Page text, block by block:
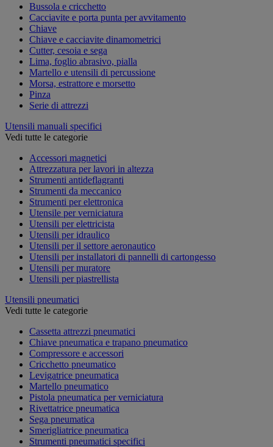
Bussola e cricchetto
Cacciavite e porta punta per avvitamento
Chiave
Chiave e cacciavite dinamometrici
Cutter, cesoia e sega
Lima, foglio abrasivo, pialla
Martello e utensili di percussione
Morsa, estrattore e morsetto
Pinza
Serie di attrezzi
Utensili manuali specifici
Vedi tutte le categorie
Accessori magnetici
Attrezzatura per lavori in altezza
Strumenti antideflagranti
Strumenti da meccanico
Strumenti per elettronica
Utensile per verniciatura
Utensili per elettricista
Utensili per idraulico
Utensili per il settore aeronautico
Utensili per installatori di pannelli di cartongesso
Utensili per muratore
Utensili per piastrellista
Utensili pneumatici
Vedi tutte le categorie
Cassetta attrezzi pneumatici
Chiave pneumatica e trapano pneumatico
Compressore e accessori
Cricchetto pneumatico
Levigatrice pneumatica
Martello pneumatico
Pistola pneumatica per verniciatura
Rivettatrice pneumatica
Sega pneumatica
Smerigliatrice pneumatica
Strumenti pneumatici specifici